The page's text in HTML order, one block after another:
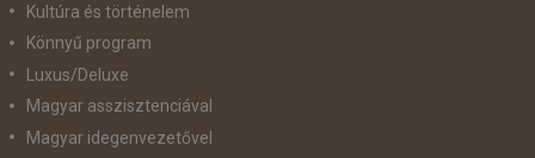
Kultúra és történelem
Könnyű program
Luxus/Deluxe
Magyar asszisztenciával
Magyar idegenvezetővel